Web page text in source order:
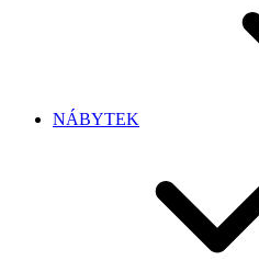
NÁBYTEK